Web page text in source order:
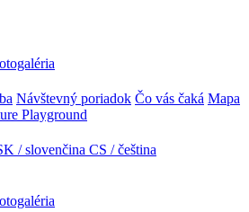
Návštevný poriadok Čo vás čaká Mapa
Playground
/ slovenčina CS / čeština